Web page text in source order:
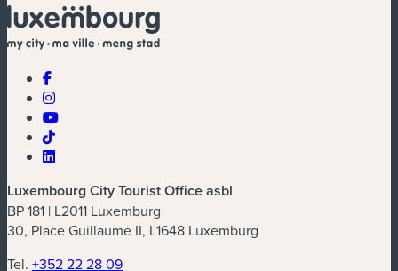
Luxembourg City Tourist Office asbl
BP 181 | L2011 Luxemburg
30, Place Guillaume II, L1648 Luxemburg
Tel. +352 22 28 09